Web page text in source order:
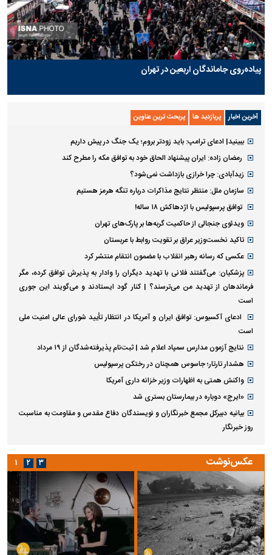
پیاده‌روی جاماندگان اربعین در تهران
آخرین اخبار پربازدید ها پربحث ترین عناوین
ببینید| ادعای ترامپ: باید زودتر بروم؛ یک جنگ در پیش داریم
رمضان زاده: ایران پیشنهاد الحاق خود به توافق مکه را مطرح کند
زیدآبادی: چرا خرازی بازداشت نمی‌شود؟
سازمان ملل: منتظر نتایج مذاکرات درباره تنگه هرمز هستیم
توافق پرسپولیس با اژدهاکش ۱۸ ساله!
ویدئوی جنجالی از حاکمیت گربه‌ها بر پارک‌های تهران
تاکید نخست‌وزیر عراق بر تقویت روابط با عربستان
عکسی که رسانه رهبر انقلاب با مضمون انتقام منتشر کرد
پزشکیان: می‌گفتند فلانی با تهدید دیگران را وادار به پذیرش توافق کرده، مگر
فرماندهان از تهدید من می‌ترسند؟ | کنار گود ایستادند و می‌گویند این جوری
است
ادعای آکسیوس: توافق ایران و آمریکا در انتظار تأیید شورای عالی امنیت ملی
است
نتایج آزمون مدارس سمپاد اعلام شد | ثبت‌نام پذیرفته‌شدگان از ۱۹ مرداد
هشدار تارتار؛ جاسوس همچنان در رختکن پرسپولیس
واکنش همتی به اظهارات وزیر خزانه داری آمریکا
«ایرج» دوباره در بیمارستان بستری شد
بیانیه دبیرکل مجمع خبرنگاران و نویسندگان دفاع مقدس و مقاومت به مناسبت
روز خبرنگار
عکس‌نوشت ۱ ۲ ۳